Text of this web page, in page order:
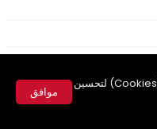
يستخدم هذا الموقع ملفات تعريف الارتباط (Cookies) لتحسين
موافق